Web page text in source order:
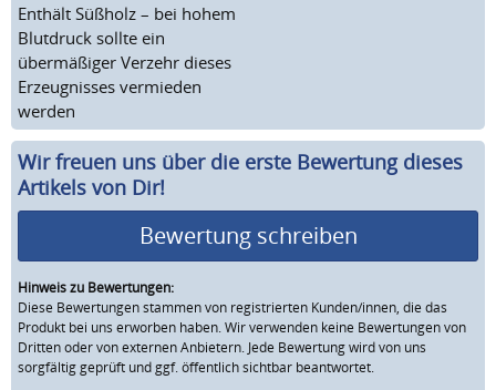
Enthält Süßholz – bei hohem
Blutdruck sollte ein
übermäßiger Verzehr dieses
Erzeugnisses vermieden
werden
Wir freuen uns über die erste Bewertung dieses
Artikels von Dir!
Bewertung schreiben
Hinweis zu Bewertungen:
Diese Bewertungen stammen von registrierten Kunden/innen, die das
Produkt bei uns erworben haben. Wir verwenden keine Bewertungen von
Dritten oder von externen Anbietern. Jede Bewertung wird von uns
sorgfältig geprüft und ggf. öffentlich sichtbar beantwortet.